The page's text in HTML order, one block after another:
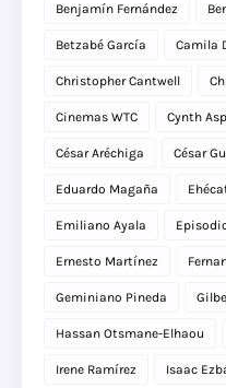
Benjamín Fernández
Betzabé García Camila
Christopher Cantwell
Cinemas WTC Cynth
César Aréchiga César
Eduardo Magaña
Emiliano Ayala
Ernesto Martínez
Geminiano Pineda
Hassan Otsmane-Elhaou
Irene Ramírez Isaac